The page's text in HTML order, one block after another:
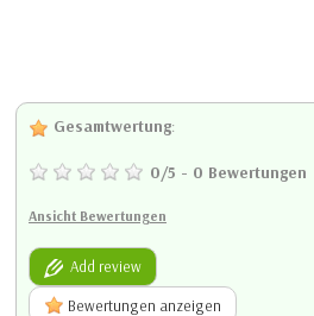
Gesamtwertung:
0/5 - 0 Bewertungen
Ansicht Bewertungen
Add review
Bewertungen anzeigen